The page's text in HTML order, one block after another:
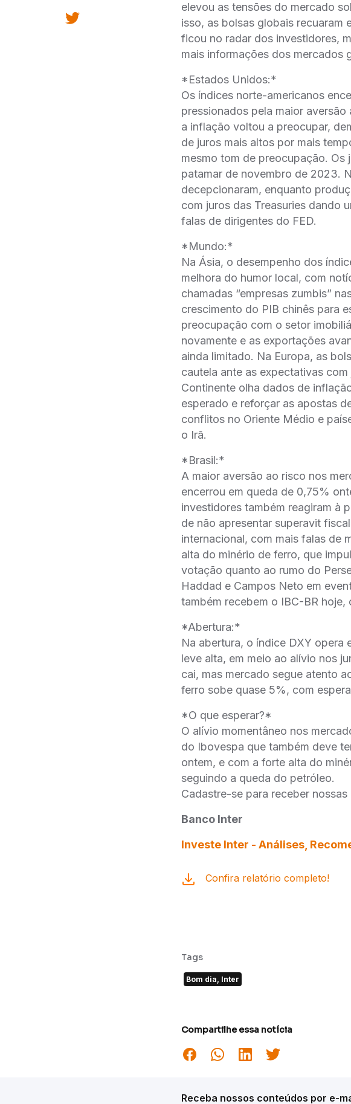
elevou as tensões do mercado
isso, as bolsas globais recuaram
ficou no radar dos investidores,
mais informações dos mercados
*Estados Unidos:*
Os índices norte-americanos
pressionados pela maior
a inflação voltou a preocupar,
de juros mais altos por mais
mesmo tom de preocupação. Os
patamar de novembro de 2023.
decepcionaram, enquanto
com juros das Treasuries dando
falas de dirigentes do FED.
*Mundo:*
Na Ásia, o desempenho dos
melhora do humor local, com
chamadas “empresas zumbis”
crescimento do PIB chinês para
preocupação com o setor
novamente e as exportações
ainda limitado. Na Europa, as
cautela ante as expectativas
Continente olha dados de
esperado e reforçar as apostas
conflitos no Oriente Médio e
o Irã.
*Brasil:*
A maior aversão ao risco nos
encerrou em queda de 0,75%
investidores também reagiram à
de não apresentar superavit
internacional, com mais falas de
alta do minério de ferro, que
votação quanto ao rumo do
Haddad e Campos Neto em
também recebem o IBC-BR
*Abertura:*
Na abertura, o índice DXY opera
leve alta, em meio ao alívio nos
cai, mas mercado segue atento
ferro sobe quase 5%, com
*O que esperar?*
O alívio momentâneo nos
do Ibovespa que também deve
ontem, e com a forte alta do
seguindo a queda do petróleo.
Cadastre-se para receber nossas
Banco Inter
Investe Inter - Análises,
Confira relatório completo!
Tags
Bom dia, Inter
Compartilhe essa notícia
Receba nossos conteúdos por e-